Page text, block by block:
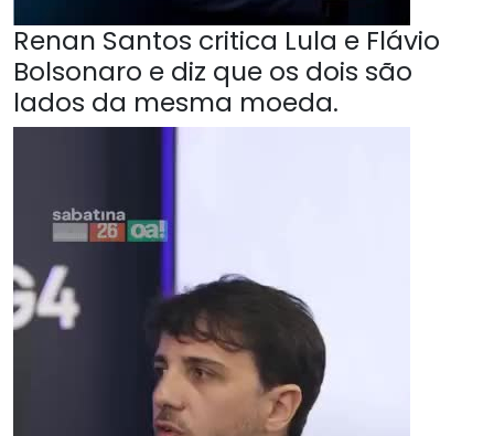
Renan Santos critica Lula e Flávio
Bolsonaro e diz que os dois são
lados da mesma moeda.